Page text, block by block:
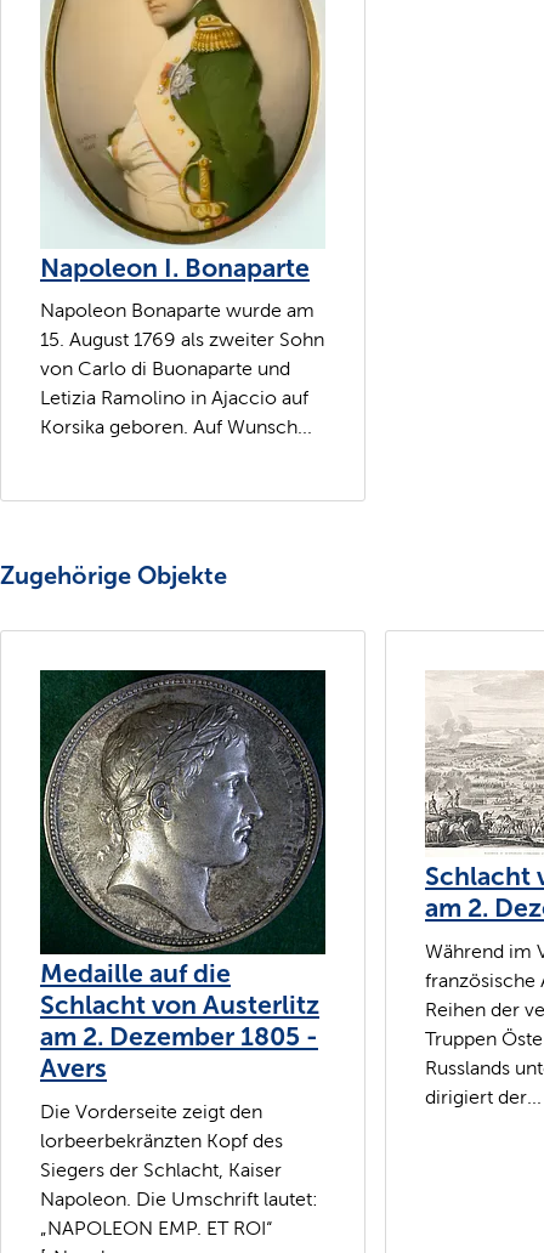
Napoleon I. Bonaparte
Napoleon Bonaparte wurde am
15. August 1769 als zweiter Sohn
von Carlo di Buonaparte und
Letizia Ramolino in Ajaccio auf
Korsika geboren. Auf Wunsch...
Zugehörige Objekte
Medaille auf die
Schlacht von Austerlitz
am 2. Dezember 1805 -
Avers
Die Vorderseite zeigt den
lorbeerbekränzten Kopf des
Siegers der Schlacht, Kaiser
Napoleon. Die Umschrift lautet:
„NAPOLEON EMP. ET ROI“
Schlacht
am 2.
Während im
französische
Reihen der
Truppen
Russlands
dirigiert der...